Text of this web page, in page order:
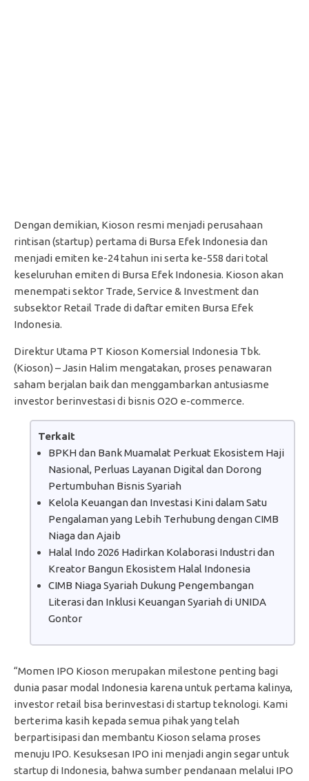
Dengan demikian, Kioson resmi menjadi perusahaan
rintisan (startup) pertama di Bursa Efek Indonesia dan
menjadi emiten ke-24 tahun ini serta ke-558 dari total
keseluruhan emiten di Bursa Efek Indonesia. Kioson akan
menempati sektor Trade, Service & Investment dan
subsektor Retail Trade di daftar emiten Bursa Efek
Indonesia.
Direktur Utama PT Kioson Komersial Indonesia Tbk.
(Kioson) – Jasin Halim mengatakan, proses penawaran
saham berjalan baik dan menggambarkan antusiasme
investor berinvestasi di bisnis O2O e-commerce.
Terkait
BPKH dan Bank Muamalat Perkuat Ekosistem Haji
Nasional, Perluas Layanan Digital dan Dorong
Pertumbuhan Bisnis Syariah
Kelola Keuangan dan Investasi Kini dalam Satu
Pengalaman yang Lebih Terhubung dengan CIMB
Niaga dan Ajaib
Halal Indo 2026 Hadirkan Kolaborasi Industri dan
Kreator Bangun Ekosistem Halal Indonesia
CIMB Niaga Syariah Dukung Pengembangan
Literasi dan Inklusi Keuangan Syariah di UNIDA
Gontor
“Momen IPO Kioson merupakan milestone penting bagi
dunia pasar modal Indonesia karena untuk pertama kalinya,
investor retail bisa berinvestasi di startup teknologi. Kami
berterima kasih kepada semua pihak yang telah
berpartisipasi dan membantu Kioson selama proses
menuju IPO. Kesuksesan IPO ini menjadi angin segar untuk
startup di Indonesia, bahwa sumber pendanaan melalui IPO